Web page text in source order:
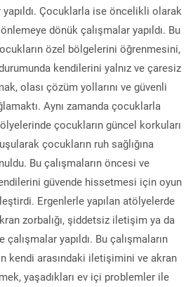
Çocuklarla ise öncelikli olarak
dönük çalışmalar yapıldı. Bu
özel bölgelerini öğrenmesini,
kendilerini yalnız ve çaresiz
olası çözüm yollarını ve güvenli
Aynı zamanda çocuklarla
çocukların güncel korkuları
çocukların ruh sağlığına
Bu çalışmaların öncesi ve
güvende hissetmesi için oyun
Ergenlerle yapılan atölyelerde
zorbalığı, şiddetsiz iletişim ya da
çalışmalar yapıldı. Bu çalışmaların
kendi arasındaki iletişimini ve akran
yaşadıkları ev içi problemler ile